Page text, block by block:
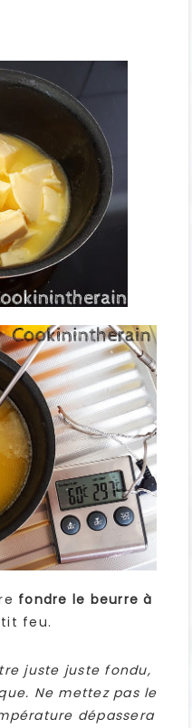
fondre le beurre à
feu.
juste juste fondu,
Ne mettez pas le
dépassera